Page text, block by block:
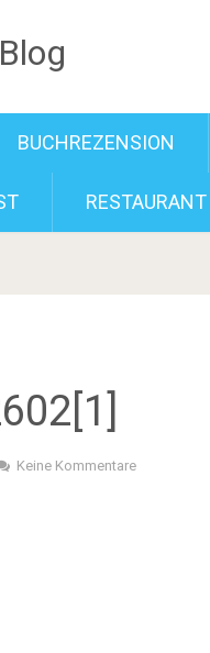
BUCHREZENSION
RESTAURANT
Keine Kommentare